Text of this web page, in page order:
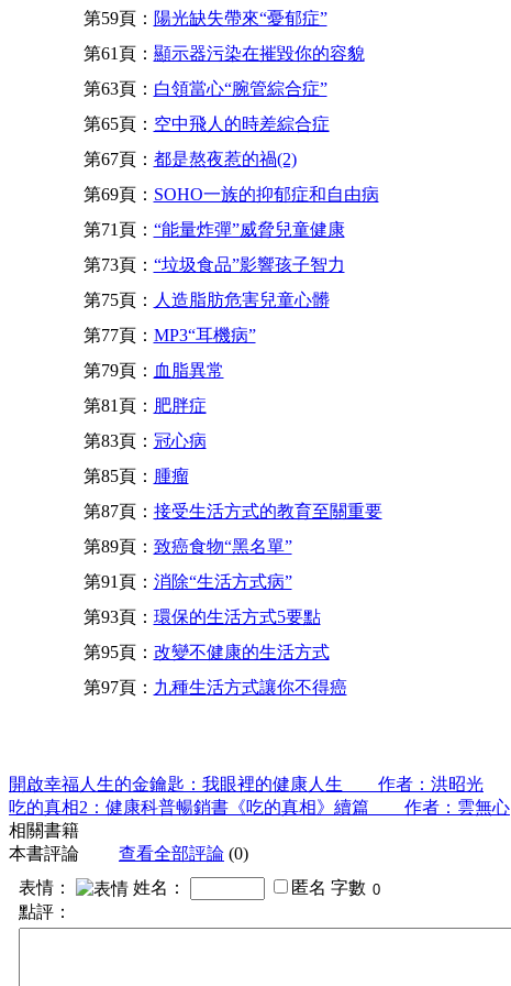
第59頁： 陽光缺失帶來“憂郁症”
第61頁： 顯示器污染在摧毀你的容貌
第63頁： 白領當心“腕管綜合症”
第65頁： 空中飛人的時差綜合症
第67頁： 都是熬夜惹的禍(2)
第69頁： SOHO一族的抑郁症和自由病
第71頁： “能量炸彈”威脅兒童健康
第73頁： “垃圾食品”影響孩子智力
第75頁： 人造脂肪危害兒童心髒
第77頁： MP3“耳機病”
第79頁： 血脂異常
第81頁： 肥胖症
第83頁： 冠心病
第85頁： 腫瘤
第87頁： 接受生活方式的教育至關重要
第89頁： 致癌食物“黑名單”
第91頁： 消除“生活方式病”
第93頁： 環保的生活方式5要點
第95頁： 改變不健康的生活方式
第97頁： 九種生活方式讓你不得癌
開啟幸福人生的金鑰匙：我眼裡的健康人生 作者：洪昭光
吃的真相2：健康科普暢銷書《吃的真相》續篇 作者：雲無心
相關書籍
本書評論
查看全部評論 (0)
表情：
姓名： 匿名 字數
點評：